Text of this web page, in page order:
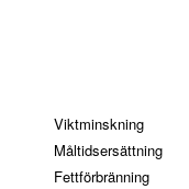
Viktminskning
Måltidsersättning
Fettförbränning